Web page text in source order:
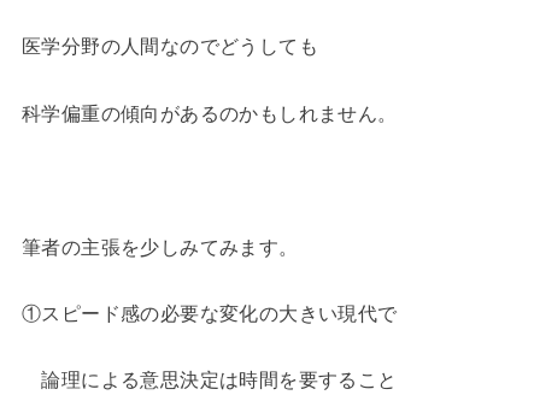
医学分野の人間なのでどうしても
科学偏重の傾向があるのかもしれません。
筆者の主張を少しみてみます。
①スピード感の必要な変化の大きい現代で
論理による意思決定は時間を要すること